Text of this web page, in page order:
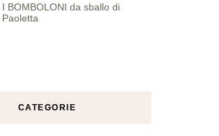
I BOMBOLONI da sballo di
Paoletta
CATEGORIE